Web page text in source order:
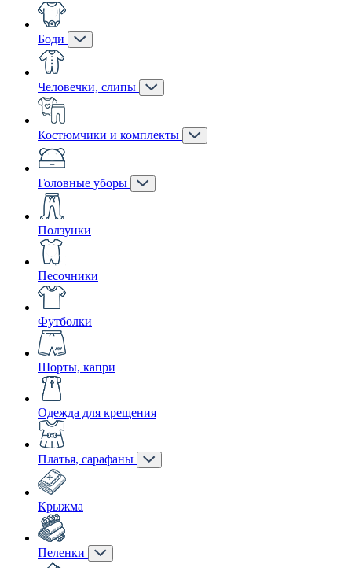
Боди
Человечки, слипы
Костюмчики и комплекты
Головные уборы
Ползунки
Песочники
Футболки
Шорты, капри
Одежда для крещения
Платья, сарафаны
Крыжма
Пеленки